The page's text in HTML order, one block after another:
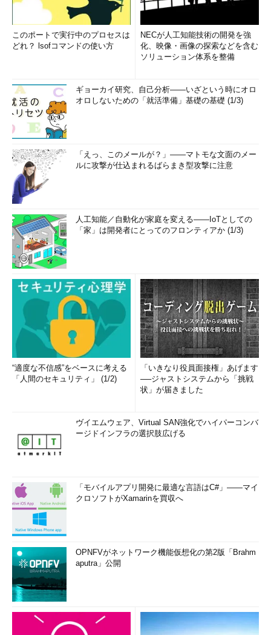
リモート・コンピュータに接続されたローカル・
ドライブの例
ボックスをオンにしたローカル・ドライブだけ
が、このようにリモート・デスクトップから利用
［名前］列の「MK2-WXP-001 の A」は、「MK2-
WXP-001」がローカル・コンピュータ名、「A」
がローカル・コンピュータでのドライブ名（A:ド
ライブ）をそれぞれ表している。
前述の画面「RDCのローカル・リソース個別設定用ダイアロ
グ・ボックス」で［後で接続するドライブ］チェック・ボックス
をオンにした場合、ローカル・コンピュータにホット・プラグ可
能なドライブを接続すると、すぐにリモート・デスクトップの
ようになる。逆にドライブを取り外すと、同時にリモート・デス
クトップのWindowsエクスプローラからも消えて、アクセス不可
になる。
これらのローカル・ドライブにコマンドラインからアクセスす
るには、「\\tsclient\<ローカル・コンピュータ上でのドライブ名
」というUNC形式のパスを指定する。ローカル・コンピュータ
の実際のコンピュータ名に関係なく、UNCのサーバ名は必ず
「tsclient」である点に注意すること。例えばローカル・コンピ
ュータのC:\Documents and Settingsフォルダにアクセスするに
は、以下のパスを指定すればよい。
\\tsclient\C\Documents and Settings
●アクセス権はRDCを起動したユーザー・アカウントに依存
Everyoneに対してフル・コントロールが割り当てられている、
と表示される。しかし実際には、ローカル・コンピュータ上で
RDCを起動したユーザー・アカウントに対するアクセス権が適用
される（リモート・デスクトップへのログオン時に指定したユー
ザー・アカウントとは関係ない）。
例えば、ローカル・コンピュータ上に、あるユーザーからのア
クセスを拒否するように設定されたフォルダがあったとする。そ
のユーザーでRDCを起動した場合、リモート・デスクトップ上で
も、そのフォルダへのアクセスは拒否される。
このポートで実行中のプロセスは
どれ？ lsofコマンドの使い方
NECが人工知能技術の開発を強
化、映像・画像の探索などを含む
ソリューション体系を整備
ギョーカイ研究、自己分析――いざという時にオロ
オロしないための「就活準備」基礎の基礎 (1/3)
「えっ、このメールが？」――マトモな文面のメー
ルに攻撃が仕込まれるばらまき型攻撃に注意
人工知能／自動化が家庭を変える――IoTとしての
「家」は開発者にとってのフロンティアか (1/3)
“適度な不信感”をベースに考える
「人間のセキュリティ」 (1/2)
「いきなり役員面接権」あげます
──ジャストシステムから「挑戦
状」が届きました
ヴイエムウェア、Virtual SAN強化でハイパーコンバ
ージドインフラの選択肢広げる
「モバイルアプリ開発に最適な言語はC#」――マイ
クロソフトがXamarinを買収へ
OPNFVがネットワーク機能仮想化の第2版「Brahm
aputra」公開